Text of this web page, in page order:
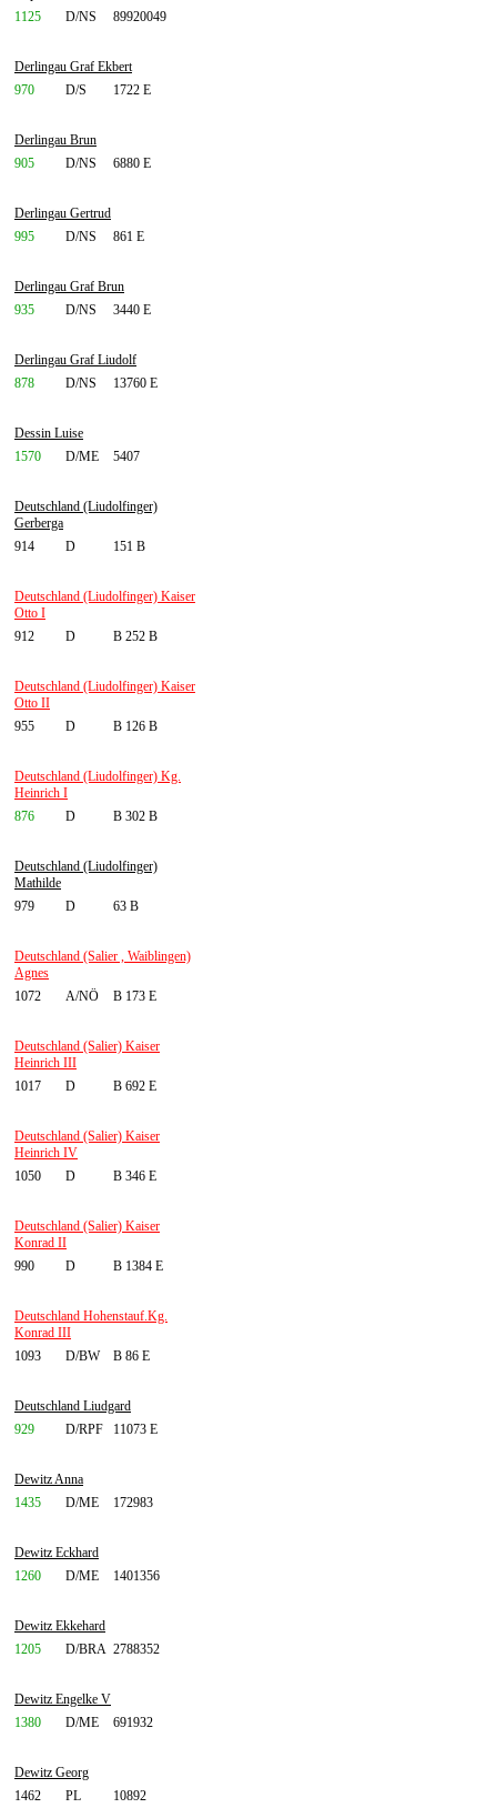
1125
D/NS 89920049
Derlingau Graf Ekbert
970
D/S 1722 E
Derlingau Brun
905
D/NS 6880 E
Derlingau Gertrud
995
D/NS 861 E
Derlingau Graf Brun
935
D/NS 3440 E
Derlingau Graf Liudolf
878
D/NS 13760 E
Dessin Luise
1570
D/ME 5407
Deutschland (Liudolfinger)
Gerberga
914
D 151 B
Deutschland (Liudolfinger) Kaiser
Otto I
912
D B 252 B
Deutschland (Liudolfinger) Kaiser
Otto II
955
D B 126 B
Deutschland (Liudolfinger) Kg.
Heinrich I
876
D B 302 B
Deutschland (Liudolfinger)
Mathilde
979
D 63 B
Deutschland (Salier , Waiblingen)
Agnes
1072
A/NÖ B 173 E
Deutschland (Salier) Kaiser
Heinrich III
1017
D B 692 E
Deutschland (Salier) Kaiser
Heinrich IV
1050
D B 346 E
Deutschland (Salier) Kaiser
Konrad II
990
D B 1384 E
Deutschland Hohenstauf.Kg.
Konrad III
1093
D/BW B 86 E
Deutschland Liudgard
929
D/RPF 11073 E
Dewitz Anna
1435
D/ME 172983
Dewitz Eckhard
1260
D/ME 1401356
Dewitz Ekkehard
1205
D/BRA 2788352
Dewitz Engelke V
1380
D/ME 691932
Dewitz Georg
1462
PL 10892